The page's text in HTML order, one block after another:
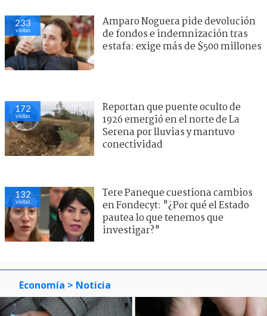
233
visitas
Amparo Noguera pide devolución
de fondos e indemnización tras
estafa: exige más de $500 millones
172
visitas
Reportan que puente oculto de
1926 emergió en el norte de La
Serena por lluvias y mantuvo
conectividad
132
visitas
Tere Paneque cuestiona cambios
en Fondecyt: "¿Por qué el Estado
pautea lo que tenemos que
investigar?"
Economía > Noticia